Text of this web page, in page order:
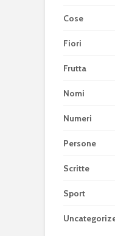
Cose
Fiori
Frutta
Nomi
Numeri
Persone
Scritte
Sport